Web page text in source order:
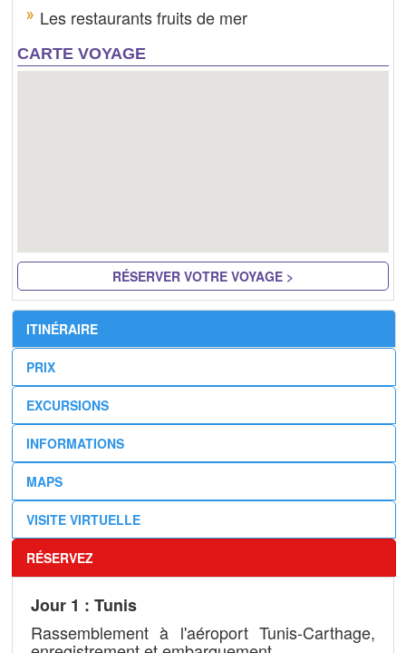
Les restaurants fruits de mer
CARTE VOYAGE
RÉSERVER VOTRE VOYAGE >
ITINÉRAIRE
PRIX
EXCURSIONS
INFORMATIONS
MAPS
VISITE VIRTUELLE
RÉSERVEZ
Jour 1 : Tunis
Rassemblement à l'aéroport Tunis-Carthage,